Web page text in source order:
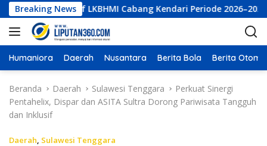
a
g
u
Breaking News
LKBHMI Cabang Kendari Periode 2026–2027
Humaniora Daerah Nusantara Berita Bola Berita
Beranda Daerah Sulawesi Tenggara
Perkuat Sinergi
Pentahelix, Dispar dan ASITA Sultra Dorong Pariwisata Tangguh
dan Inklusif
Daerah, Sulawesi Tenggara